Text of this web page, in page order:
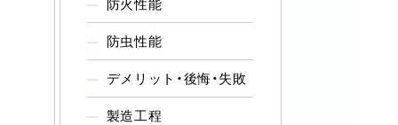
防火性能
防虫性能
デメリット・後悔・失敗
製造工程